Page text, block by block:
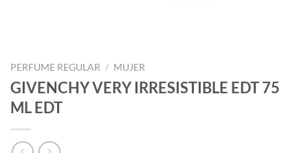
PERFUME REGULAR / MUJER
GIVENCHY VERY IRRESISTIBLE EDT 75
ML EDT